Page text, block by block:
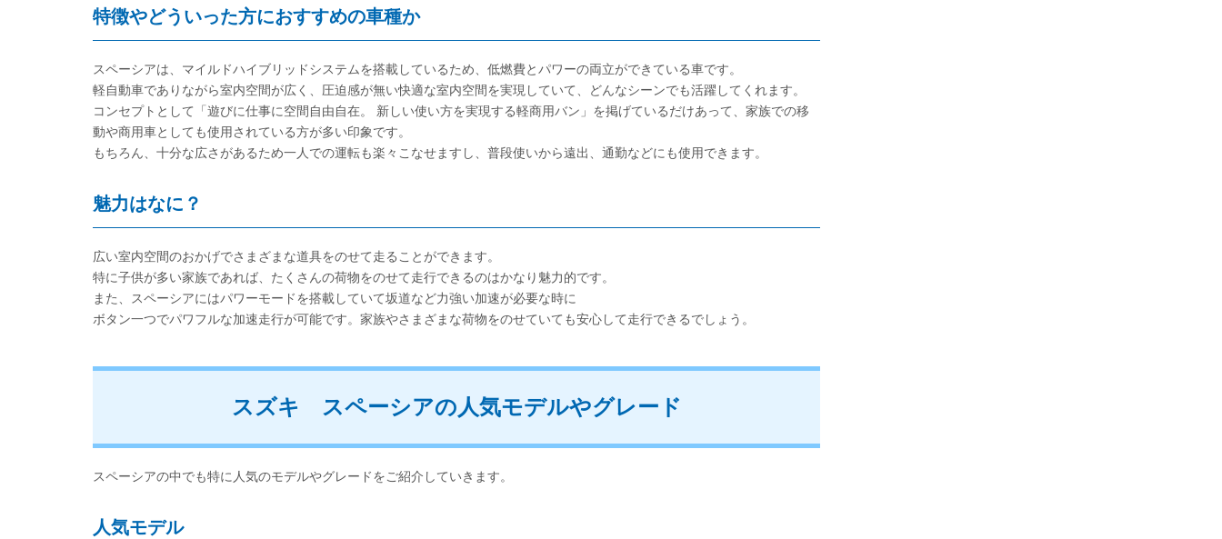
特徴やどういった方におすすめの車種か
スペーシアは、マイルドハイブリッドシステムを搭載しているため、低燃費とパワーの両立ができている車です。
軽自動車でありながら室内空間が広く、圧迫感が無い快適な室内空間を実現していて、どんなシーンでも活躍してくれます。
コンセプトとして「遊びに仕事に空間自由自在。 新しい使い方を実現する軽商用バン」を掲げているだけあって、家族での移
動や商用車としても使用されている方が多い印象です。
もちろん、十分な広さがあるため一人での運転も楽々こなせますし、普段使いから遠出、通勤などにも使用できます。
魅力はなに？
広い室内空間のおかげでさまざまな道具をのせて走ることができます。
特に子供が多い家族であれば、たくさんの荷物をのせて走行できるのはかなり魅力的です。
また、スペーシアにはパワーモードを搭載していて坂道など力強い加速が必要な時に
ボタン一つでパワフルな加速走行が可能です。家族やさまざまな荷物をのせていても安心して走行できるでしょう。
スズキ スペーシアの人気モデルやグレード
スペーシアの中でも特に人気のモデルやグレードをご紹介していきます。
人気モデル